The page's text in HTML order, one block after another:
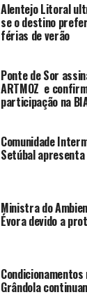
Alentejo Litoral
se o destino
férias de verão
Ponte de Sor
ARTMOZ e
participação na
Comunidade
Setúbal
Ministra do
Évora devido a
Grândola